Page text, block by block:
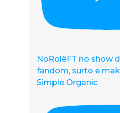
NoRolêFT no show
fandom, surto e
Simple Organic